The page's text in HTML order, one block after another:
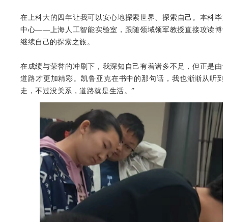
在上科大的四年让我可以安心地探索世界、探索自己。本科毕
中心——上海人工智能实验室，跟随领域领军教授直接攻读博
继续自己的探索之旅。
在成绩与荣誉的冲刷下，我深知自己有着诸多不足，但正是由
道路才更加精彩。凯鲁亚克在书中的那句话，我也渐渐从听
走，不过没关系，道路就是生活。”